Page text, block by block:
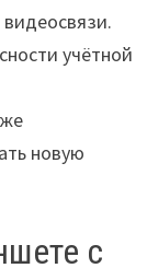
учётной
новую
с